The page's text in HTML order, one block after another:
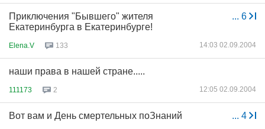
... 6
Приключения "Бывшего" жителя
Екатеринбурга в Екатеринбурге!
Elena.V 133 14:03 02.09.2004
наши права в нашей стране.....
111173 2 12:05 02.09.2004
... 4
Вот вам и День смертельных поЗнаний